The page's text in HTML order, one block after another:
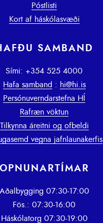
Póstlisti
Kort af háskólasvæði
SAMBAND
Sími: +354 525 4000
Hafa samband : hi@hi.is
Persónuverndarstefna HÍ
Rafræn vöktun
Tilkynna áreitni og ofbeldi
vegna jafnlaunakerfis
OPNUNARTÍMAR
Aðalbygging 07:30-17:00
Fös.: 07:30-16:00
Háskólatorg 07:30-19:00